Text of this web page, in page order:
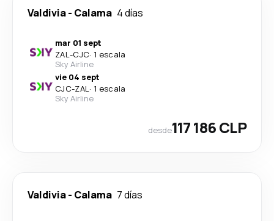
Valdivia- Calama 4 días
mar 01 sept
ZAL-CJC· 1 escala
Sky Airline
vie 04 sept
CJC-ZAL· 1 escala
Sky Airline
desde117 186 CLP
Valdivia- Calama 7 días